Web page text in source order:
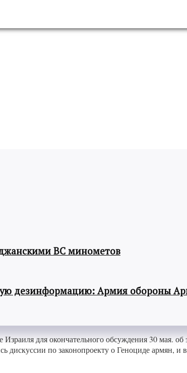
ВС минометов
дезинформацию: Армия обороны
для окончательного обсуждения 30 мая.
по законопроекту о Геноциде армян, и